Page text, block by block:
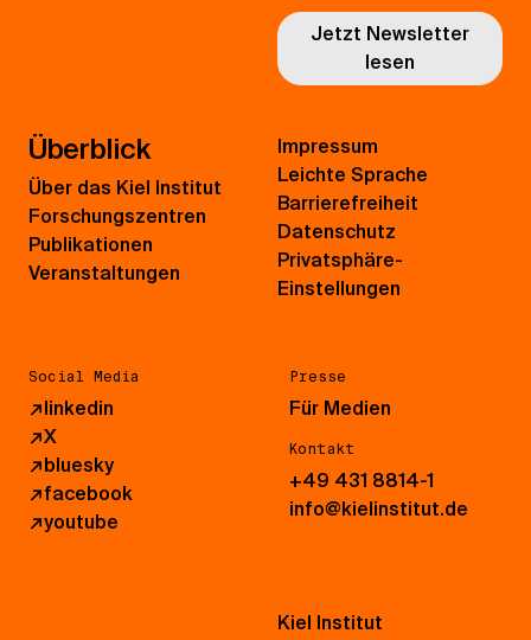
Jetzt Newsletter
lesen
Überblick
Über das Kiel Institut
Forschungszentren
Publikationen
Veranstaltungen
Social Media
↗linkedin
↗X
↗bluesky
↗facebook
↗youtube
Presse
Für Medien
Kontakt
+49 431 8814-1
info@kielinstitut.de
Impressum
Leichte Sprache
Barrierefreiheit
Datenschutz
Privatsphäre-
Einstellungen
Kiel Institut